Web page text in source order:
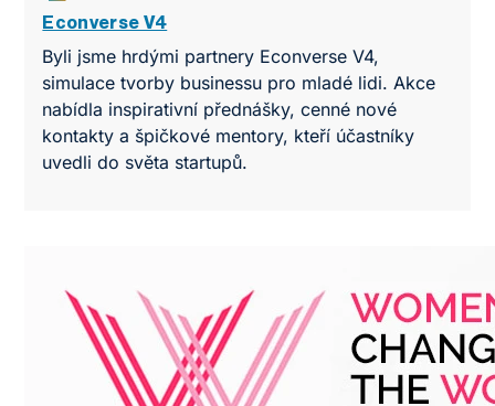
Econverse V4
Byli jsme hrdými partnery Econverse V4,
simulace tvorby businessu pro mladé lidi. Akce
nabídla inspirativní přednášky, cenné nové
kontakty a špičkové mentory, kteří účastníky
uvedli do světa startupů.